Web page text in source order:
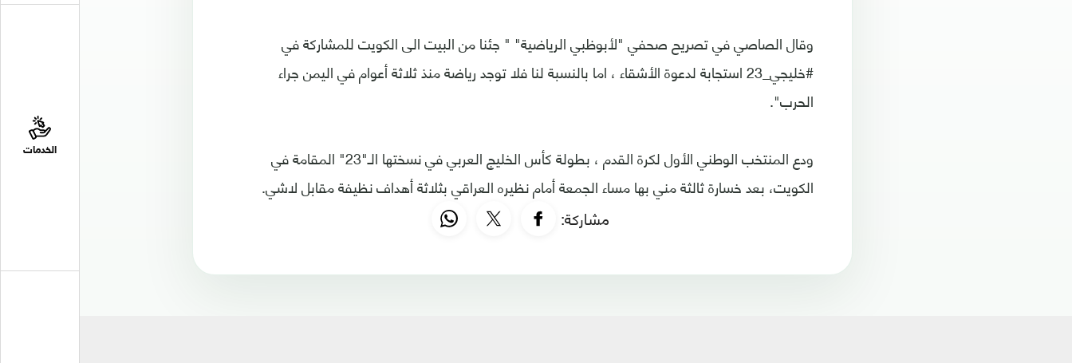
الخدمات
وقال الصاصي في تصريح صحفي "لأبوظبي الرياضية" " جئنا من البيت الى الكويت للمشاركة في
#خليجي_23 استجابة لدعوة الأشقاء ، اما بالنسبة لنا فلا توجد رياضة منذ ثلاثة أعوام في اليمن جراء
الحرب".
ودع المنتخب الوطني الأول لكرة القدم ، بطولة كأس الخليج العربي في نسختها الـ"23" المقامة في
الكويت، بعد خسارة ثالثة مني بها مساء الجمعة أمام نظيره العراقي بثلاثة أهداف نظيفة مقابل لاشي.
مشاركة: